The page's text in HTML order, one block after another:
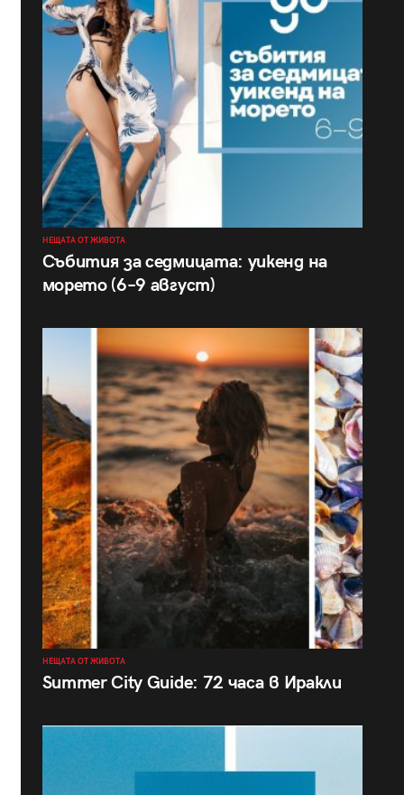
НЕЩАТА ОТ ЖИВОТА
Събития за седмицата: уикенд на
морето (6–9 август)
НЕЩАТА ОТ ЖИВОТА
Summer City Guide: 72 часа в Иракли